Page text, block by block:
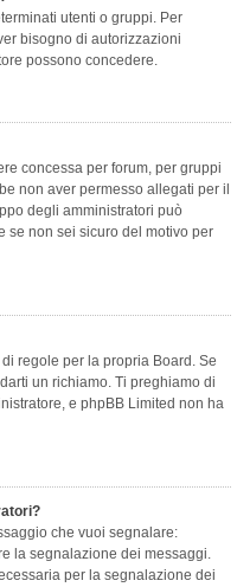
utenti o gruppi. Per
bisogno di autorizzazioni
possono concedere.
concessa per forum, per gruppi
non aver permesso allegati per il
degli amministratori può
se non sei sicuro del motivo per
regole per la propria Board. Se
un richiamo. Ti preghiamo di
e phpBB Limited non ha
che vuoi segnalare:
la segnalazione dei messaggi.
per la segnalazione dei